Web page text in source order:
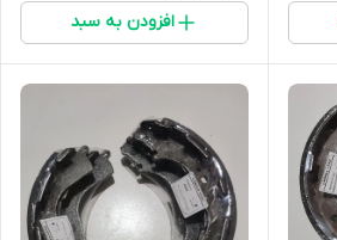
افزودن به سبد